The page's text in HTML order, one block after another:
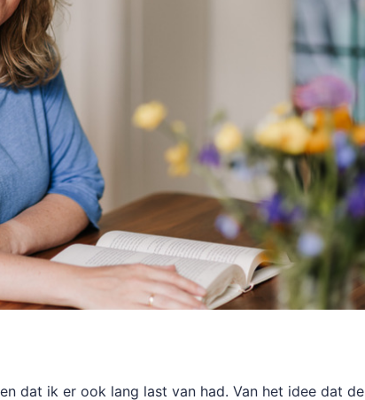
dat ik er ook lang last van had. Van het idee dat de